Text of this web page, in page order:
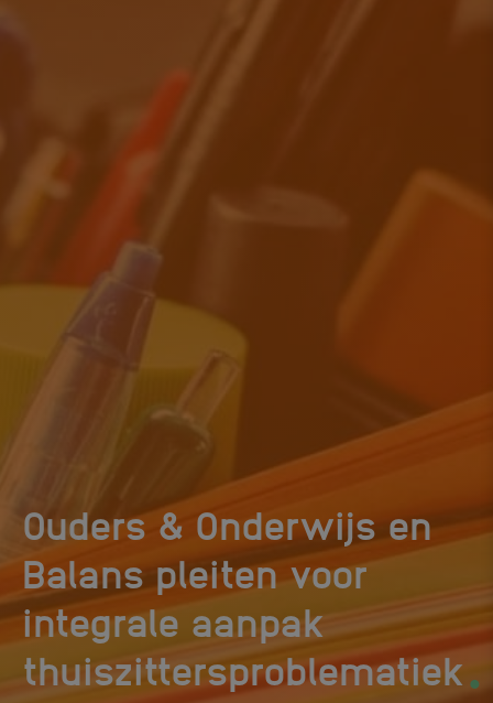
Ouders & Onderwijs en
Balans pleiten voor
integrale aanpak
thuiszittersproblematiek.